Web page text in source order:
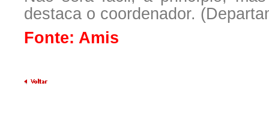
destaca o coordenador.
Fonte: Amis